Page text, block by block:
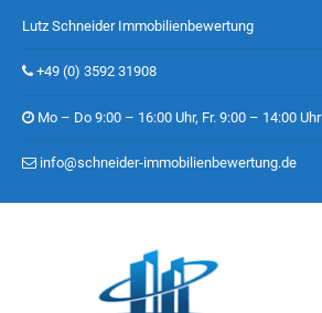
Lutz Schneider Immobilienbewertung
+49 (0) 3592 31908
Mo – Do 9:00 – 16:00 Uhr, Fr. 9:00 – 14:00 Uhr
info@schneider-immobilienbewertung.de